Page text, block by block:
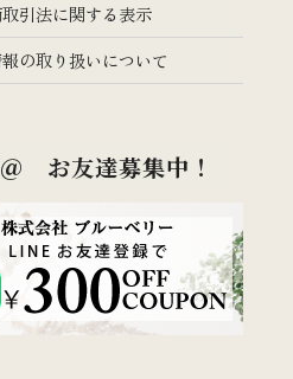
引法に関する表示
の取り扱いについて
お友達募集中！